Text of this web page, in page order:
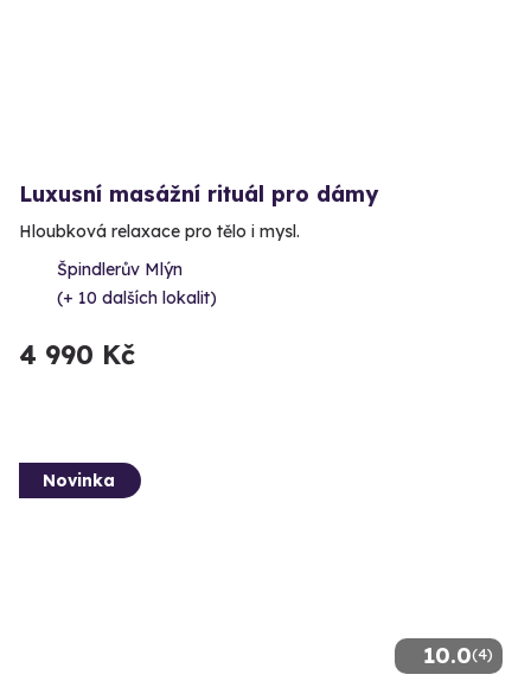
Luxusní masážní rituál pro dámy
Hloubková relaxace pro tělo i mysl.
Špindlerův Mlýn
(+ 10 dalších lokalit)
4 990 Kč
10.0(4)
Novinka